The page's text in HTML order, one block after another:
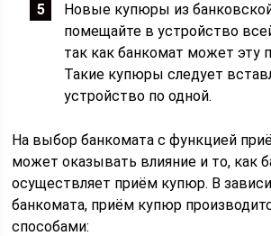
Новые купюры из
помещайте в устройство
так как банкомат может эту
Такие купюры следует
устройство по одной.
На выбор банкомата с функцией
может оказывать влияние и то, как
осуществляет приём купюр. В
банкомата, приём купюр
способами: